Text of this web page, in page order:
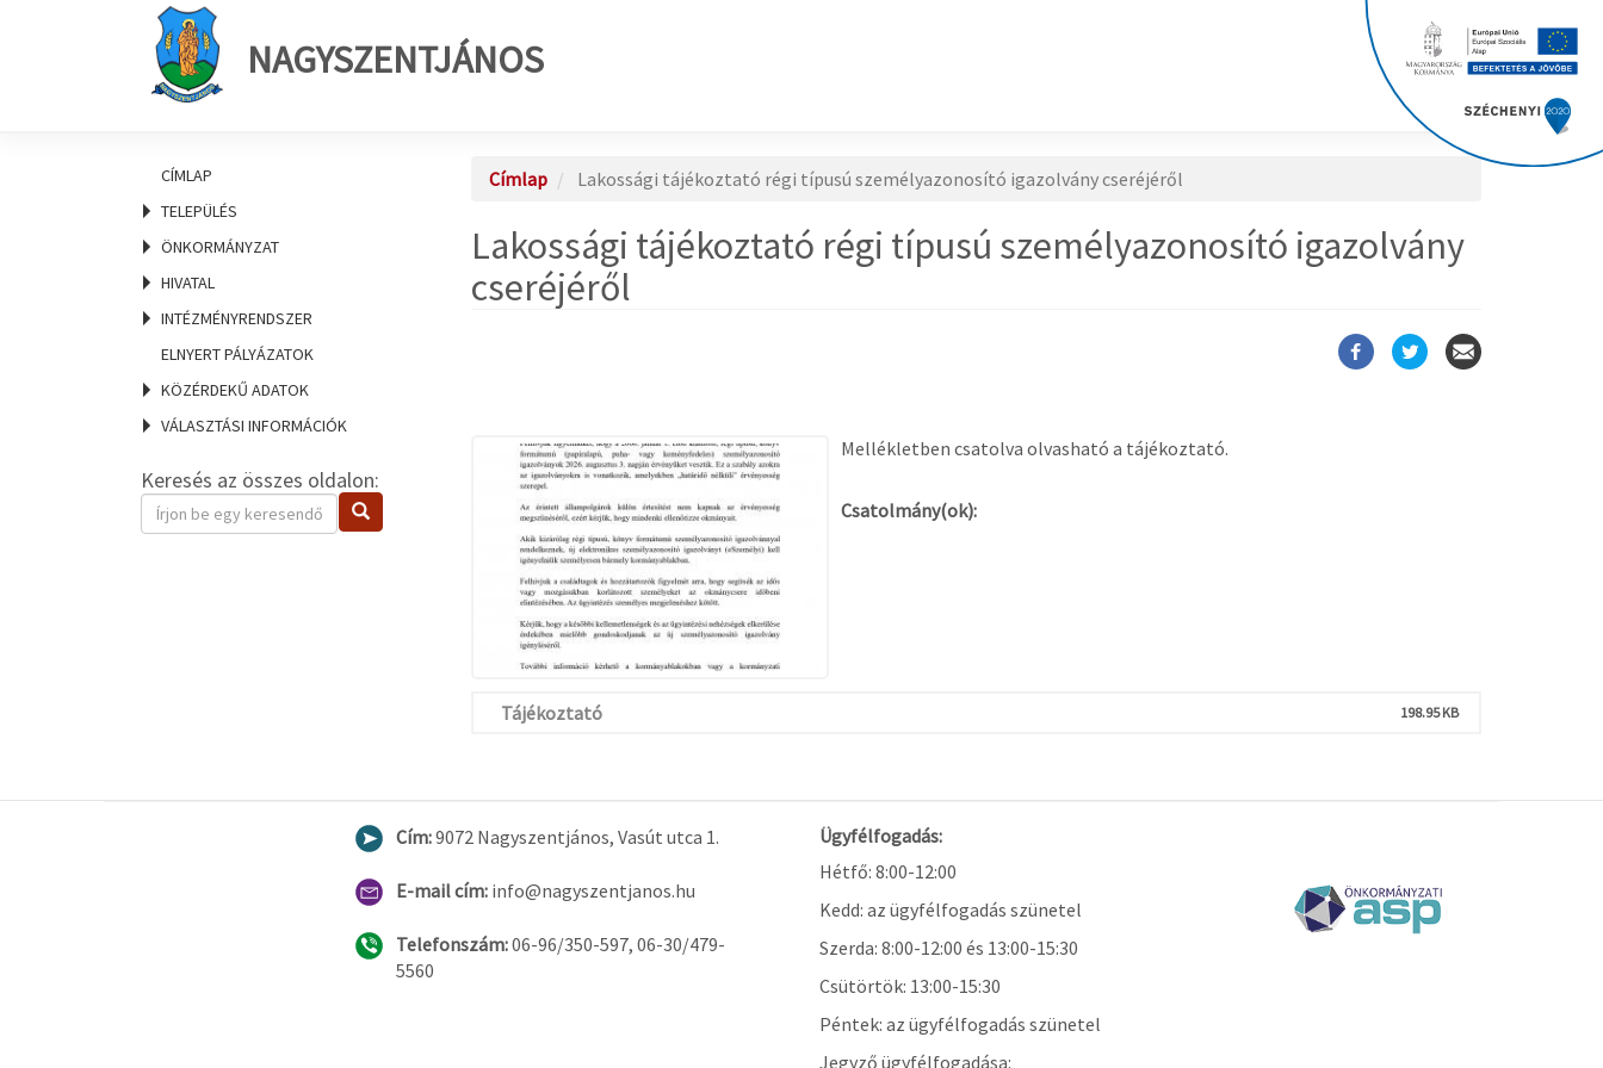
NAGYSZENTJÁNOS
CÍMLAP
TELEPÜLÉS
ÖNKORMÁNYZAT
HIVATAL
INTÉZMÉNYRENDSZER
ELNYERT PÁLYÁZATOK
KÖZÉRDEKŰ ADATOK
VÁLASZTÁSI INFORMÁCIÓK
Keresés az összes oldalon:
Keresendő
kifejezés
Keresés
Címlap Lakossági tájékoztató régi típusú személyazonosító igazolvány cseréjéről
Lakossági tájékoztató régi típusú személyazonosító igazolvány
cseréjéről
Mellékletben csatolva olvasható a tájékoztató.
Csatolmány(ok):
Tájékoztató 198.95 KB
Cím:9072 Nagyszentjános, Vasút utca 1.
E-mail cím: info@nagyszentjanos.hu
Telefonszám:06-96/350-597, 06-30/479-
5560
Ügyfélfogadás:
Hétfő: 8:00-12:00
Kedd: az ügyfélfogadás szünetel
Szerda: 8:00-12:00 és 13:00-15:30
Csütörtök: 13:00-15:30
Péntek: az ügyfélfogadás szünetel
Jegyző ügyfélfogadása: